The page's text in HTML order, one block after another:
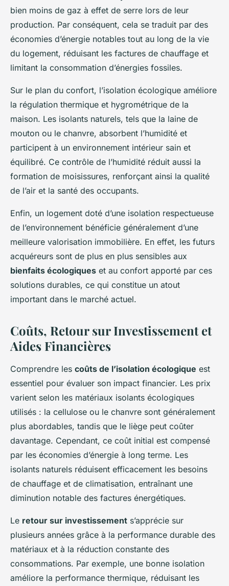
bien moins de gaz à effet de serre lors de leur
production. Par conséquent, cela se traduit par des
économies d’énergie notables tout au long de la vie
du logement, réduisant les factures de chauffage et
limitant la consommation d’énergies fossiles.
Sur le plan du confort, l’isolation écologique améliore
la régulation thermique et hygrométrique de la
maison. Les isolants naturels, tels que la laine de
mouton ou le chanvre, absorbent l’humidité et
participent à un environnement intérieur sain et
équilibré. Ce contrôle de l’humidité réduit aussi la
formation de moisissures, renforçant ainsi la qualité
de l’air et la santé des occupants.
Enfin, un logement doté d’une isolation respectueuse
de l’environnement bénéficie généralement d’une
meilleure valorisation immobilière. En effet, les futurs
acquéreurs sont de plus en plus sensibles aux
bienfaits écologiques et au confort apporté par ces
solutions durables, ce qui constitue un atout
important dans le marché actuel.
Coûts, Retour sur Investissement et
Aides Financières
Comprendre les coûts de l’isolation écologique est
essentiel pour évaluer son impact financier. Les prix
varient selon les matériaux isolants écologiques
utilisés : la cellulose ou le chanvre sont généralement
plus abordables, tandis que le liège peut coûter
davantage. Cependant, ce coût initial est compensé
par les économies d’énergie à long terme. Les
isolants naturels réduisent efficacement les besoins
de chauffage et de climatisation, entraînant une
diminution notable des factures énergétiques.
Le retour sur investissement s’apprécie sur
plusieurs années grâce à la performance durable des
matériaux et à la réduction constante des
consommations. Par exemple, une bonne isolation
améliore la performance thermique, réduisant les